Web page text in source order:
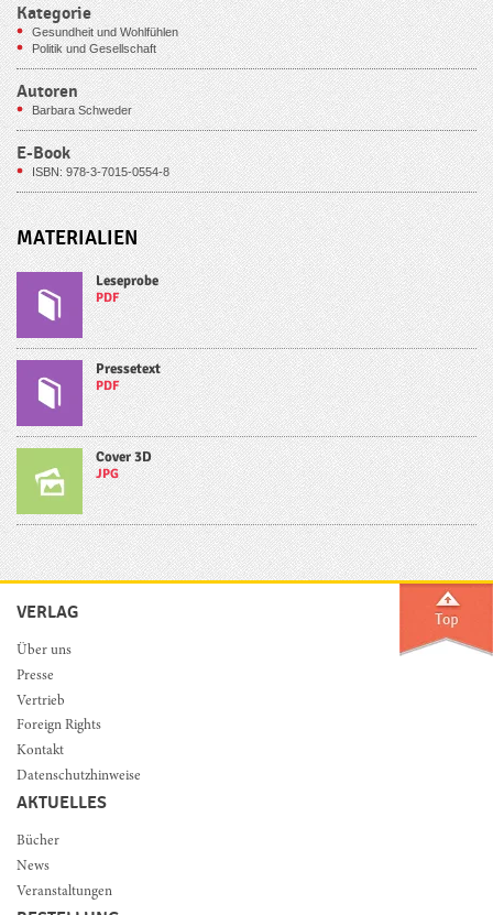
Kategorie
Gesundheit und Wohlfühlen
Politik und Gesellschaft
Autoren
Barbara Schweder
E-Book
ISBN: 978-3-7015-0554-8
MATERIALIEN
Leseprobe
PDF
Pressetext
PDF
Cover 3D
JPG
VERLAG
Über uns
Presse
Vertrieb
Foreign Rights
Kontakt
Datenschutzhinweise
AKTUELLES
Bücher
News
Veranstaltungen